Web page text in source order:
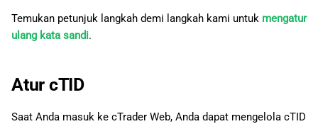
Temukan petunjuk langkah demi langkah kami untuk mengatur
ulang kata sandi.
Atur cTID
Saat Anda masuk ke cTrader Web, Anda dapat mengelola cTID